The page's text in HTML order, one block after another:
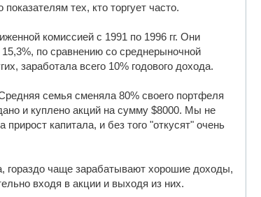
тех, кто торгует часто.
комиссией с 1991 по 1996 гг. Они
по сравнению со среднерыночной
заработала всего 10% годового дохода.
семья сменяла 80% своего портфеля
и куплено акций на сумму $8000. Мы не
капитала, и без того "откусят" очень
гораздо чаще зарабатывают хорошие доходы,
входя в акции и выходя из них.